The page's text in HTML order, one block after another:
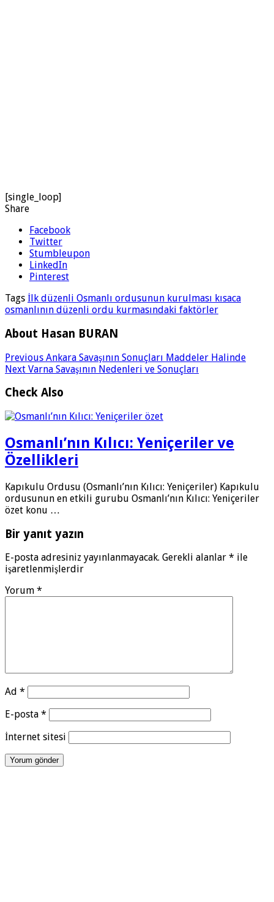
[single_loop]
Share
Facebook
Twitter
Stumbleupon
LinkedIn
Pinterest
Tags İlk düzenli Osmanlı ordusunun kurulması kısaca
osmanlının düzenli ordu kurmasındaki faktörler
About Hasan BURAN
Previous Ankara Savaşının Sonuçları Maddeler Halinde
Next Varna Savaşının Nedenleri ve Sonuçları
Check Also
Osmanlı’nın Kılıcı: Yeniçeriler ve
Özellikleri
Kapıkulu Ordusu (Osmanlı’nın Kılıcı: Yeniçeriler) Kapıkulu
ordusunun en etkili gurubu Osmanlı’nın Kılıcı: Yeniçeriler
özet konu …
Bir yanıt yazın
E-posta adresiniz yayınlanmayacak. Gerekli alanlar * ile
işaretlenmişlerdir
Yorum *
Ad *
E-posta *
İnternet sitesi